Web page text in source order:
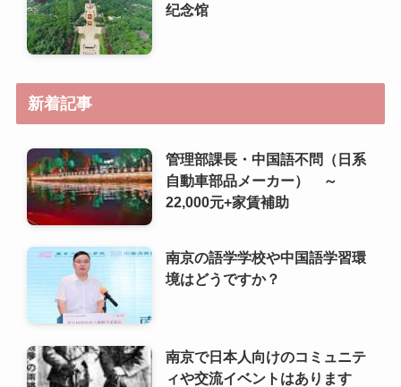
纪念馆
新着記事
管理部課長・中国語不問（日系
自動車部品メーカー） ～
22,000元+家賃補助
南京の語学学校や中国語学習環
境はどうですか？
南京で日本人向けのコミュニテ
ィや交流イベントはあります